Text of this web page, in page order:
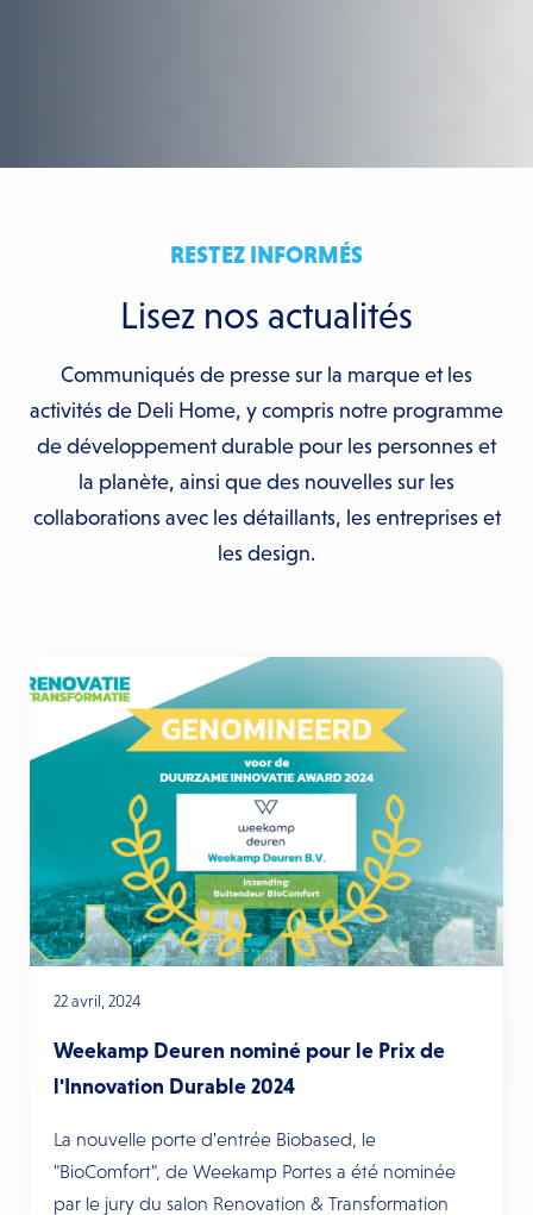
RESTEZ INFORMÉS
Lisez nos actualités
Communiqués de presse sur la marque et les
activités de Deli Home, y compris notre programme
de développement durable pour les personnes et
la planète, ainsi que des nouvelles sur les
collaborations avec les détaillants, les entreprises et
les design.
22 avril, 2024
Weekamp Deuren nominé pour le Prix de
l'Innovation Durable 2024
La nouvelle porte d'entrée Biobased, le
"BioComfort", de Weekamp Portes a été nominée
par le jury du salon Renovation & Transformation